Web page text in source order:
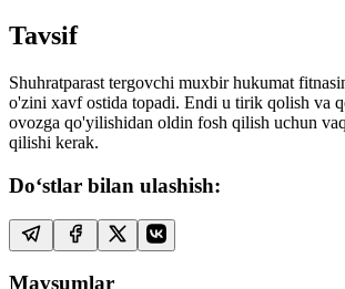
Tavsif
Shuhratparast tergovchi muxbir hukumat
o'zini xavf ostida topadi. Endi u tirik qolish va
ovozga qo'yilishidan oldin fosh qilish uchun
qilishi kerak.
Do‘stlar bilan ulashish:
Mavsumlar